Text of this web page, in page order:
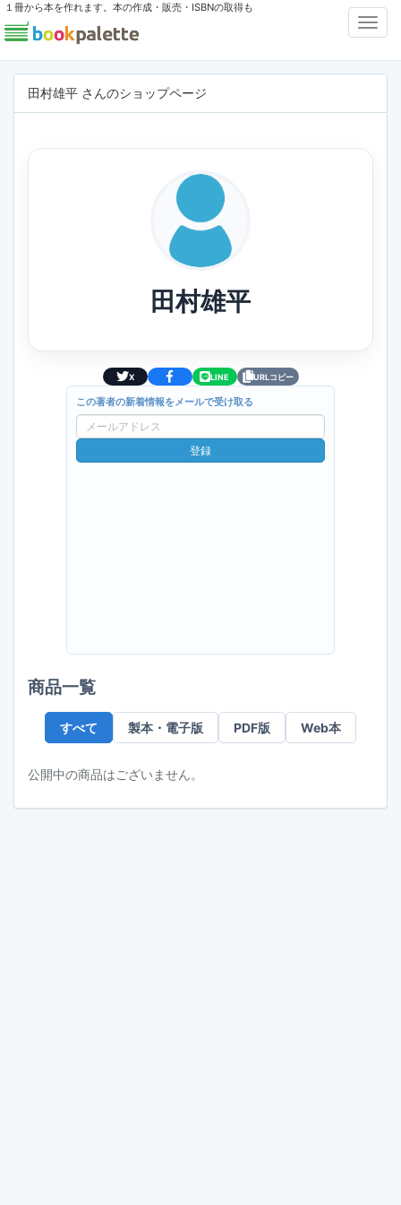
１冊から本を作れます。本の作成・販売・ISBNの取得も
田村雄平 さんのショップページ
田村雄平
X LINE URLコピー
この著者の新着情報をメールで受け取る
ー
ル
登録
商品一覧
すべて 製本・電子版 PDF版 Web本
公開中の商品はございません。